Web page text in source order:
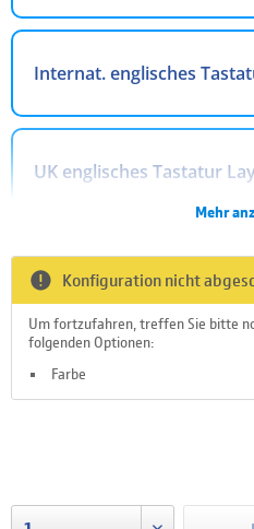
Internat. englisches
UK englisches Tastatur
Arabisches Tastatur
Belgisches Tastatur Layout
Mehr
Konfiguration nicht
Um fortzufahren, treffen Sie bitte
folgenden Optionen:
Farbe